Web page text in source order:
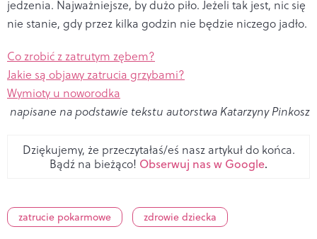
jedzenia. Najważniejsze, by dużo piło. Jeżeli tak jest, nic się
nie stanie, gdy przez kilka godzin nie będzie niczego jadło.
Co zrobić z zatrutym zębem?
Jakie są objawy zatrucia grzybami?
Wymioty u noworodka
napisane na podstawie tekstu autorstwa Katarzyny Pinkosz
Dziękujemy, że przeczytałaś/eś nasz artykuł do końca.
Bądź na bieżąco! Obserwuj nas w Google.
zatrucie pokarmowe zdrowie dziecka